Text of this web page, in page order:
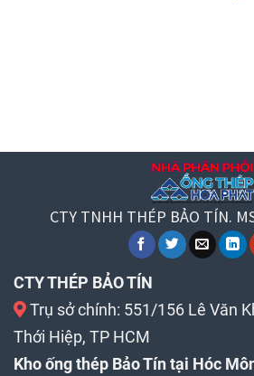
CTY TNHH THÉP BẢO TÍN.
CTY THÉP BẢO TÍN
Trụ sở chính: 551/156 Lê Văn
Thới Hiệp, TP HCM
Kho ống thép Bảo Tín tại Hóc